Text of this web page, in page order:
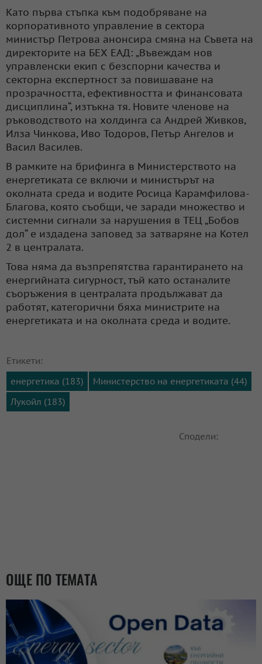
Като първа стъпка към подобряване на
корпоративното управление в сектора
министър Петрова анонсира смяна на Съвета на
директорите на БЕХ ЕАД: „Въвеждам нов
управленски екип с безспорни качества и
секторна експертност за повишаване на
прозрачността, ефективността и финансовата
дисциплина“, изтъкна тя. Новите членове на
ръководството на холдинга са Андрей Живков,
Илза Чинкова, Иво Тодоров, Петър Ангелов и
Васил Василев.
В рамките на брифинга в Министерството на
енергетиката се включи и министърът на
околната среда и водите Росица Карамфилова-
Благова, която съобщи, че заради множество и
системни сигнали за нарушения в ТЕЦ „Бобов
дол“ е издадена заповед за затваряне на Котел
2 в централата.
Това няма да възпрепятства гарантирането на
енергийната сигурност, тъй като останалите
съоръжения в централата продължават да
работят, категорични бяха министрите на
енергетиката и на околната среда и водите.
Етикети:
енергетика (183)
Министерство на енергетиката (44)
Лукойл (183)
Сподели:
ОЩЕ ПО ТЕМАТА